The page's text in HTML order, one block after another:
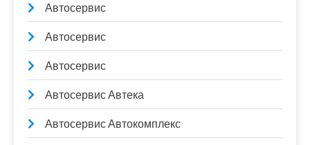
Автосервис
Автосервис
Автосервис
Автосервис Автека
Автосервис Автокомплекс